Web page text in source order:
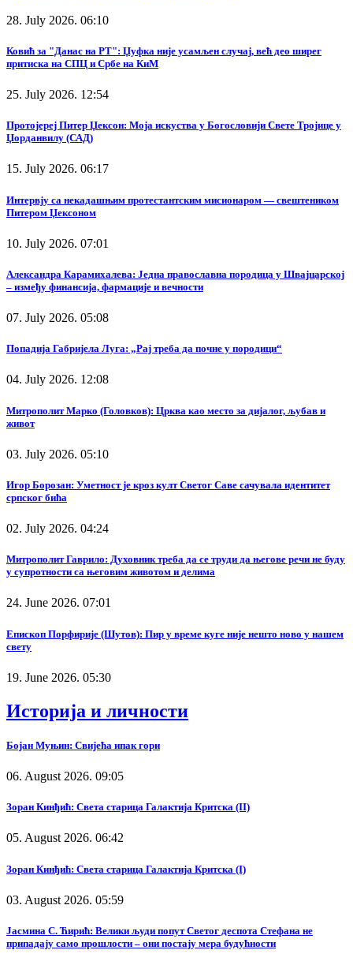
28. July 2026. 06:10
Ковић за "Данас на РТ": Џуфка није усамљен случај, већ део ширег
притиска на СПЦ и Србе на КиМ
25. July 2026. 12:54
Протојереј Питер Џексон: Моја искуства у Богословији Свете Тројице у
Џорданвилу (САД)
15. July 2026. 06:17
Интервју са некадашњим протестантским мисионаром — свештеником
Питером Џексоном
10. July 2026. 07:01
Александра Карамихалева: Једна православна породица у Швајцарској
– између финансија, фармације и вечности
07. July 2026. 05:08
Попадија Габријела Луга: „Рај треба да почне у породици“
04. July 2026. 12:08
Митрополит Марко (Головков): Црква као место за дијалог, љубав и
живот
03. July 2026. 05:10
Игор Борозан: Уметност је кроз култ Светог Саве сачувала идентитет
српског бића
02. July 2026. 04:24
Митрополит Гаврило: Духовник треба да се труди да његове речи не буду
у супротности са његовим животом и делима
24. June 2026. 07:01
Епископ Порфирије (Шутов): Пир у време куге није нешто ново у нашем
свету
19. June 2026. 05:30
Историја и личности
Бојан Муњин: Свијећа ипак гори
06. August 2026. 09:05
Зоран Кинђић: Света старица Галактија Критска (II)
05. August 2026. 06:42
Зоран Кинђић: Света старица Галактија Критска (I)
03. August 2026. 05:59
Јасмина С. Ћирић: Велики људи попут Светог деспота Стефана не
припадају само прошлости – они постају мера будућности